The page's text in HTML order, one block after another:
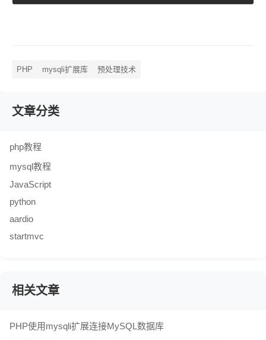
PHP mysqli扩展库 预处理技术
文章分类
php教程
mysql教程
JavaScript
python
aardio
startmvc
相关文章
PHP使用mysqli扩展连接MySQL数据库